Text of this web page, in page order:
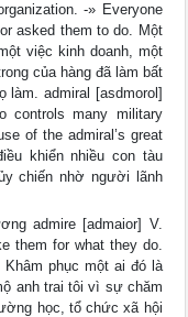
-» Everyone
asked them to do. Một
việc kinh doanh, một
của hàng đã làm bất
admiral [asdmorol]
controls many military
of the admiral’s great
khiển nhiều con tàu
chiến nhờ người lãnh
admire [admaior] V.
them for what they do.
Khâm phục một ai đó là
anh trai tôi vì sự chăm
học, tổ chức xã hội